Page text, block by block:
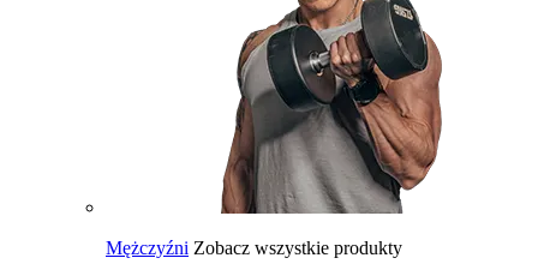
Mężczyźni Zobacz wszystkie produkty